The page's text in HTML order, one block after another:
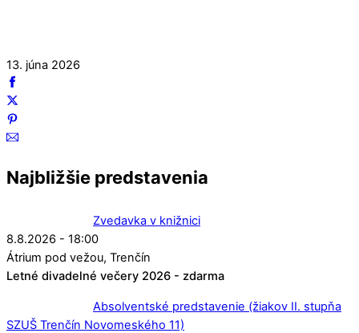
13. júna 2026
Najbližšie predstavenia
Zvedavka v knižnici
8.8.2026 - 18:00
Átrium pod vežou Trenčín
Letné divadelné večery 2026 - zdarma
Absolventské predstavenie (žiakov II. stupňa
SZUŠ Trenčín Novomeského 11)